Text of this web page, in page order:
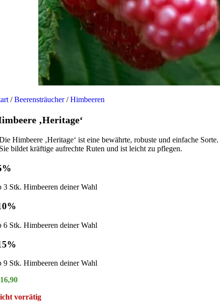
/ Beerensträucher/ Himbeeren
‚Heritage‘
Himbeere ‚Heritage‘ ist eine bewährte, robuste und einfache Sorte.
bildet kräftige aufrechte Ruten und ist leicht zu pflegen.
3 Stk. Himbeeren deiner Wahl
6 Stk. Himbeeren deiner Wahl
9 Stk. Himbeeren deiner Wahl
vorrätig